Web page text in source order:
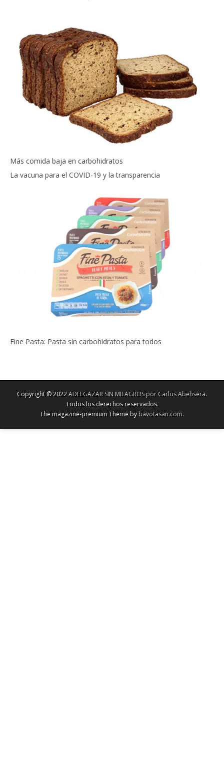
Más comida baja en carbohidratos
La vacuna para el COVID-19 y la transparencia
Fine Pasta: Pasta sin carbohidratos para todos
Copyright © 2022ADELGAZAR SIN MILAGROS por Carlos Abehsera.
Todos los derechos reservados.
The magazine-premium Theme bybavotasan.com.